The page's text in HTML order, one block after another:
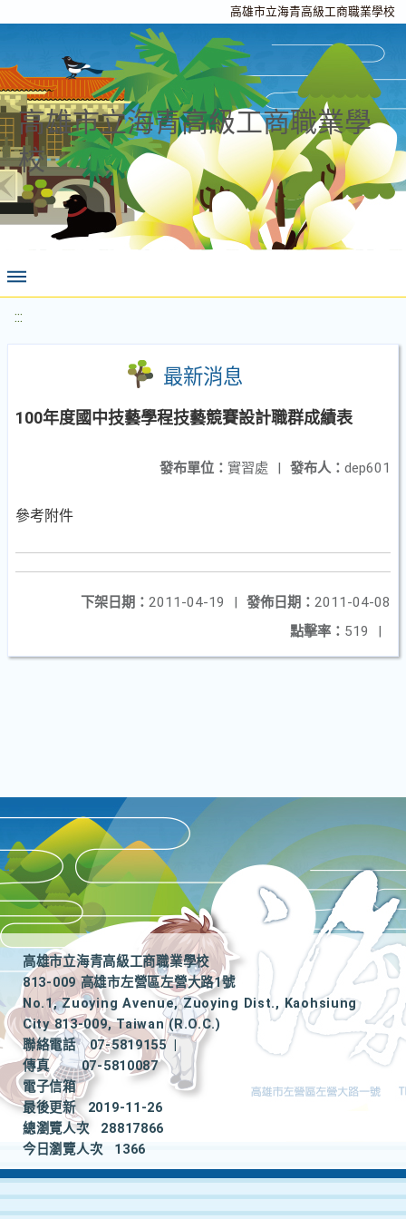
高雄市立海青高級工商職業學校
高雄市立海青高級工商職業學
校
:::
最新消息
100年度國中技藝學程技藝競賽設計職群成績表
發布人： dep601
發布單位： 實習處 |
參考附件
發佈日期： 2011-04-08
下架日期： 2011-04-19
|
點擊率： 519 |
高雄市立海青高級工商職業學校
813-009 高雄市左營區左營大路1號
No.1, Zuoying Avenue, Zuoying Dist., Kaohsiung
City 813-009, Taiwan (R.O.C.)
聯絡電話
07-5819155
|
傳真
07-5810087
電子信箱
最後更新
2019-11-26
總瀏覽人次
28817866
今日瀏覽人次
1366